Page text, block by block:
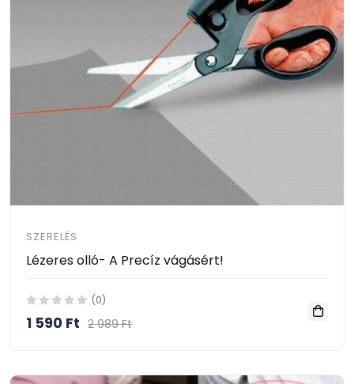
SZERELÉS
Lézeres olló- A Precíz vágásért!
(0)
1 590 Ft 2 989 Ft